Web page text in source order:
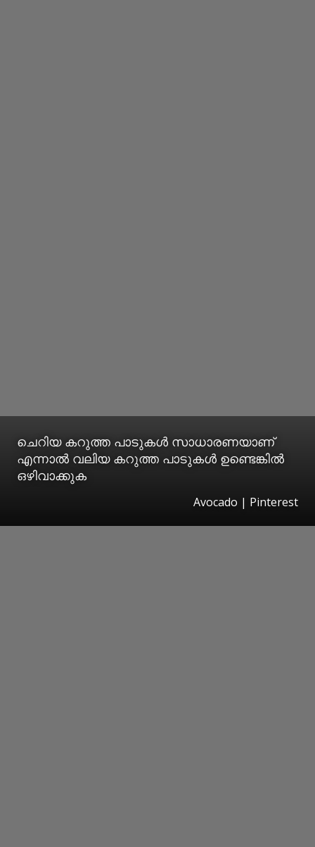
ചെറിയ കറുത്ത പാടുകൾ സാധാരണയാണ്
എന്നാൽ വലിയ കറുത്ത പാടുകൾ ഉണ്ടെങ്കിൽ
ഒഴിവാക്കുക
Avocado | Pinterest